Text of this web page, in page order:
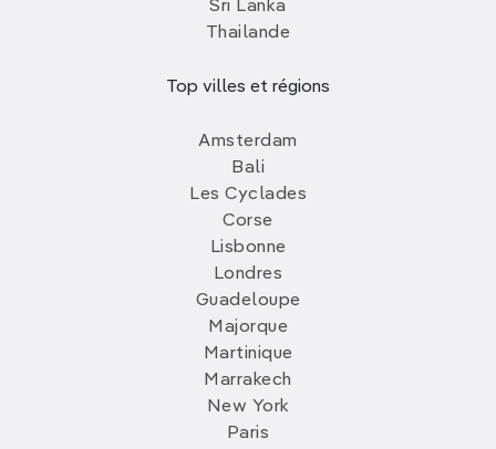
Sri Lanka
Thailande
Top villes et régions
Amsterdam
Bali
Les Cyclades
Corse
Lisbonne
Londres
Guadeloupe
Majorque
Martinique
Marrakech
New York
Paris